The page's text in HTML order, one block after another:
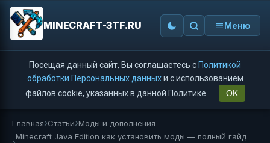
MINECRAFT-3TF.RU Меню
Посещая данный сайт, Вы соглашаетесь с Политикой
обработки Персональных данныхи с использованием
файлов cookie, указанных в данной Политике.
OK
Главная Статьи Моды и дополнения
Minecraft Java Edition как установить моды — полный гайд